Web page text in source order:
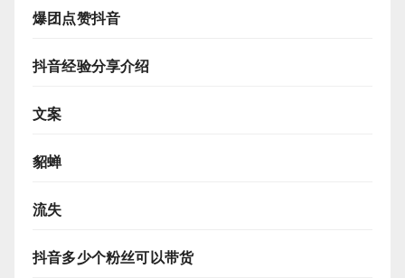
爆团点赞抖音
抖音经验分享介绍
文案
貂蝉
流失
抖音多少个粉丝可以带货